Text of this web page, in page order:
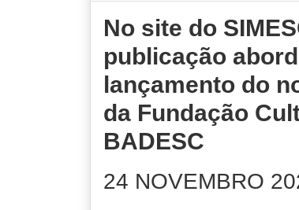
No site do
publicação
lançamento do
da Fundação
BADESC
24 NOVEMBRO